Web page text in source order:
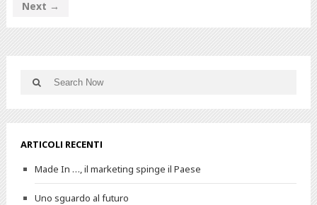
Next →
ARTICOLI RECENTI
Made In …, il marketing spinge il Paese
Uno sguardo al futuro